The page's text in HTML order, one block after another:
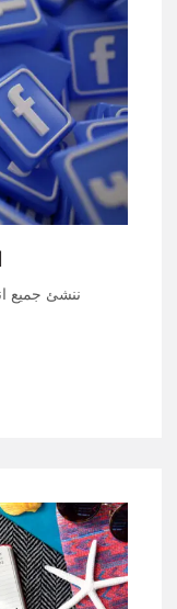
ننشئ جميع